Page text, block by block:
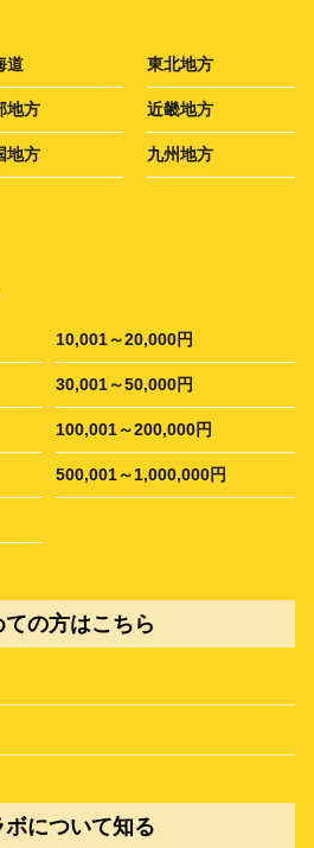
道 東北地方
地方 近畿地方
地方 九州地方
10,001～20,000円
30,001～50,000円
100,001～200,000円
500,001～1,000,000円
ての方はこちら
ボについて知る